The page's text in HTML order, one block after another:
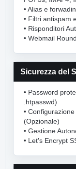
• Alias e
• Filtri antispam
• Risponditori
• Webmail
Sicurezza del
• Password
.htpasswd)
•
(Opzionale)
• Gestione
• Let's Encrypt